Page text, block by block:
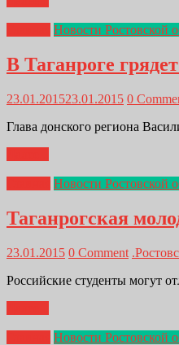
Новости Ростовской
В Таганроге
23.01.201523.01.2015 0
Глава донского региона
Новости Ростовской
Таганрогская
23.01.2015 0 Comment
Российские студенты могут
Новости Ростовской